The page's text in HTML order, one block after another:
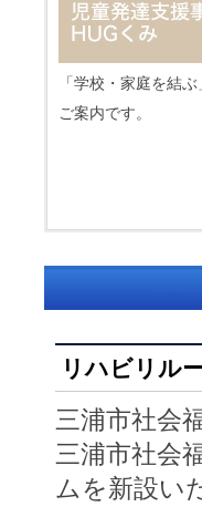
「学校・家庭を結
ご案内です。
リハビリル
三浦市社会
三浦市社会
ムを新設い